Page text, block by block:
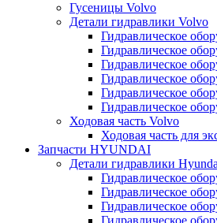
Гусеницы Volvo
Детали гидравлики Volvo
Гидравлическое
Гидравлическое
Гидравлическое
Гидравлическое
Гидравлическое
Гидравлическое
Ходовая часть Volvo
Ходовая часть для
Запчасти HYUNDAI
Детали гидравлики
Гидравлическое
Гидравлическое
Гидравлическое
Гидравлическое